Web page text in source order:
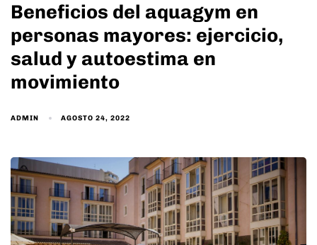
Beneficios del aquagym en
personas mayores: ejercicio,
salud y autoestima en
movimiento
ADMIN AGOSTO 24, 2022